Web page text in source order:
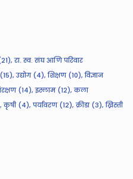
रा. स्व. संघ आणि परिवार
उद्योग (4), शिक्षण (10), विज्ञान
(14), इस्लाम (12), कला
कृषी (4), पर्यावरण (12), क्रीडा (3), ख्रिस्ती